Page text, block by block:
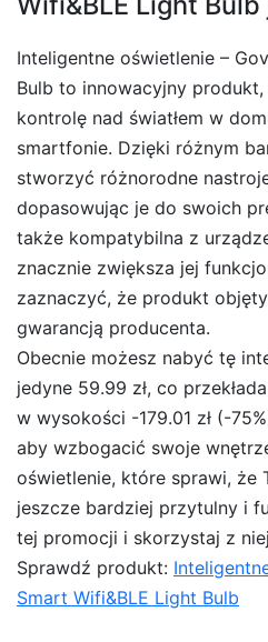
Inteligentne oświetlenie –
Bulb to innowacyjny
kontrolę nad światłem w
smartfonie. Dzięki różnym
stworzyć różnorodne
dopasowując je do swoich
także kompatybilna z
znacznie zwiększa jej
zaznaczyć, że produkt
gwarancją producenta.
Obecnie możesz nabyć tę
jedyne 59.99 zł, co
w wysokości -179.01 zł (-
aby wzbogacić swoje
oświetlenie, które sprawi, że
jeszcze bardziej przytulny i
tej promocji i skorzystaj z
Sprawdź produkt:
Smart Wifi&BLE Light Bulb